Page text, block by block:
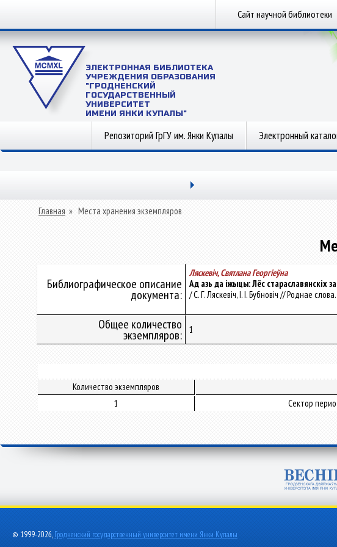
Сайт научной библиотеки
ЭЛЕКТРОННАЯ БИБЛИОТЕКА
УЧРЕЖДЕНИЯ ОБРАЗОВАНИЯ
"ГРОДНЕНСКИЙ
ГОСУДАРСТВЕННЫЙ
УНИВЕРСИТЕТ
ИМЕНИ ЯНКИ КУПАЛЫ"
Репозиторий ГрГУ им. Янки Купалы Электронный
Главная » Места хранения экземпляров
Библиографическое описание
документа:
Ляскевіч, Святлана Георгіеўна
Ад азь да іжыцы: Лёс стараславянскіх
/ С. Г. Ляскевіч, І. І. Бубновіч // Роднае
Общее количество
экземпляров: 1
Количество экземпляров
1
Сектор
© 1999-2026, Гродненский государственный университет имени Янки Купалы